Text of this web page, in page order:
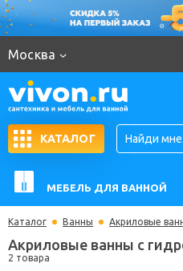
Москва
КАТАЛОГ
МЕБЕЛЬ ДЛЯ ВАННОЙ
Каталог Ванны Акриловые
Акриловые ванны с
2 товара